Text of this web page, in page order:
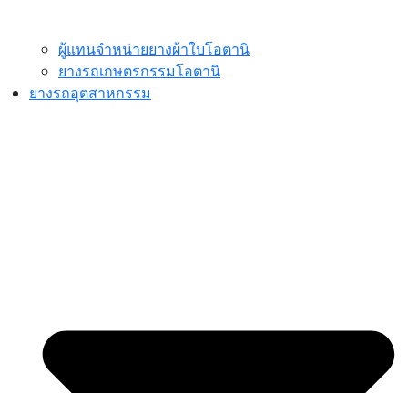
ผู้แทนจำหน่ายยางผ้าใบโอตานิ
ยางรถเกษตรกรรมโอตานิ
ยางรถอุตสาหกรรม